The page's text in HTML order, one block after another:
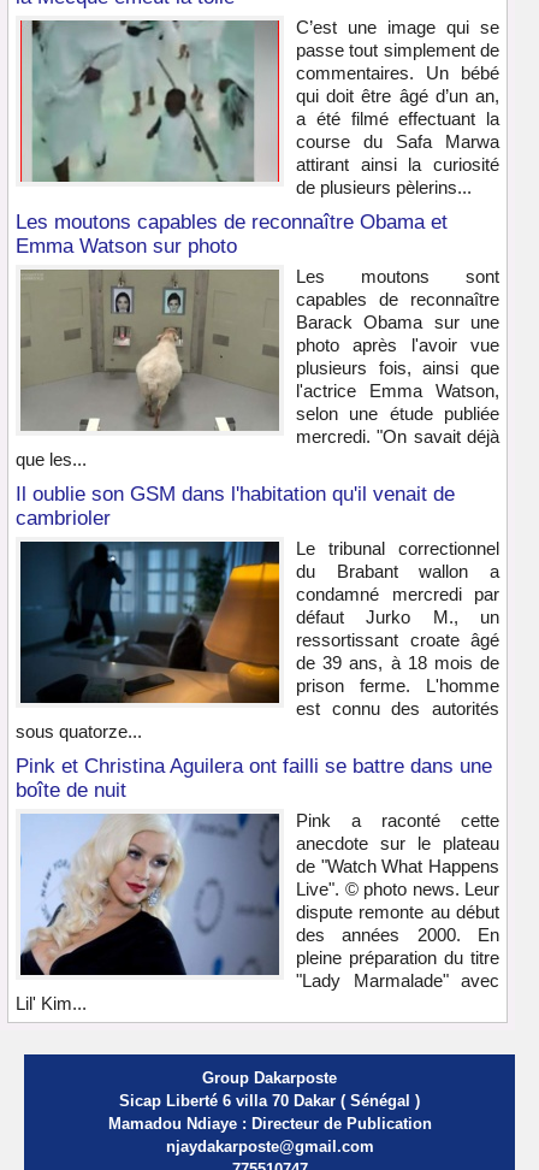
C’est une image qui se
passe tout simplement de
commentaires. Un bébé
qui doit être âgé d’un an,
a été filmé effectuant la
course du Safa Marwa
attirant ainsi la curiosité
de plusieurs pèlerins...
Les moutons capables de reconnaître Obama et
Emma Watson sur photo
Les moutons sont
capables de reconnaître
Barack Obama sur une
photo après l'avoir vue
plusieurs fois, ainsi que
l'actrice Emma Watson,
selon une étude publiée
mercredi. "On savait déjà
que les...
Il oublie son GSM dans l'habitation qu'il venait de
cambrioler
Le tribunal correctionnel
du Brabant wallon a
condamné mercredi par
défaut Jurko M., un
ressortissant croate âgé
de 39 ans, à 18 mois de
prison ferme. L'homme
est connu des autorités
sous quatorze...
Pink et Christina Aguilera ont failli se battre dans une
boîte de nuit
Pink a raconté cette
anecdote sur le plateau
de "Watch What Happens
Live". © photo news. Leur
dispute remonte au début
des années 2000. En
pleine préparation du titre
"Lady Marmalade" avec
Lil' Kim...
Group Dakarposte
Sicap Liberté 6 villa 70 Dakar ( Sénégal )
Mamadou Ndiaye : Directeur de Publication
njaydakarposte@gmail.com